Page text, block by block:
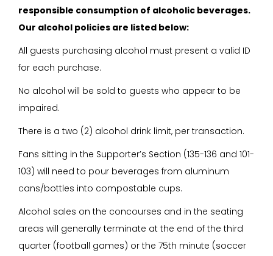
responsible consumption of alcoholic beverages.
Our alcohol policies are listed below:
All guests purchasing alcohol must present a valid ID
for each purchase.
No alcohol will be sold to guests who appear to be
impaired.
There is a two (2) alcohol drink limit, per transaction.
Fans sitting in the Supporter’s Section (135-136 and 101-
103) will need to pour beverages from aluminum
cans/bottles into compostable cups.
Alcohol sales on the concourses and in the seating
areas will generally terminate at the end of the third
quarter (football games) or the 75th minute (soccer